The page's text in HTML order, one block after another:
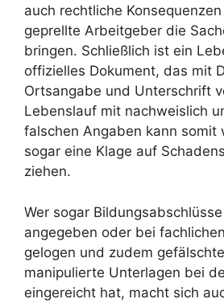
auch rechtliche
geprellte Arbeitgeber die
bringen. Schließlich ist ein
offizielles Dokument, das mit
Ortsangabe und Unterschrift
Lebenslauf mit nachweislich
falschen Angaben kann somit
sogar eine Klage auf
ziehen.
Wer sogar
angegeben oder bei
gelogen und zudem
manipulierte Unterlagen bei
eingereicht hat, macht sich